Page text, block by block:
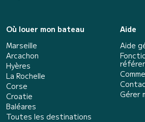
Où louer mon bateau
Marseille
Arcachon
Hyères
La Rochelle
Corse
Croatie
Baléares
Toutes les destinations
Aide
Aide
Gérer